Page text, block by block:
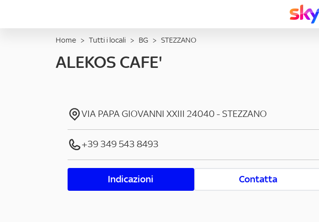
Home > Tutti i locali > BG > STEZZANO
ALEKOS CAFE'
VIA PAPA GIOVANNI XXIII 24040 - STEZZANO
+39 349 543 8493
Indicazioni Contatta